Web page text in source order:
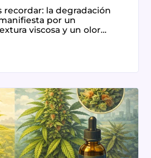
recordar: la degradación
por un
viscosa y un olor
eficacia terapéutica inicial.
del producto hasta
CBD sin THC de alta